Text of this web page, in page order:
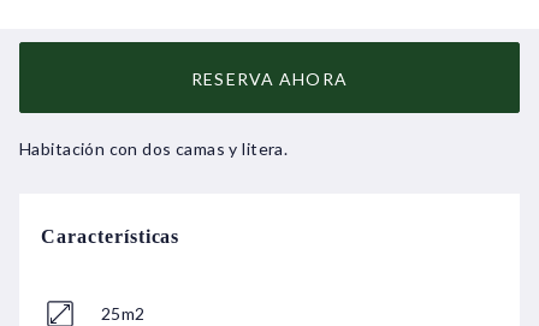
RESERVA AHORA
Habitación con dos camas y litera.
Características
25m2